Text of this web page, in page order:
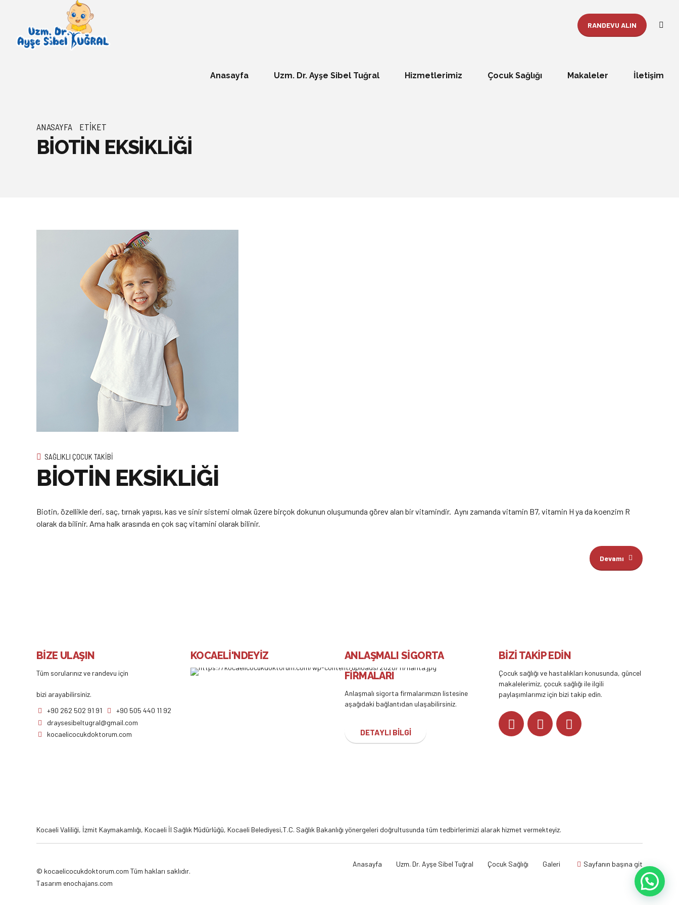
RANDEVU ALIN
Anasayfa Uzm. Dr. Ayşe Sibel Tuğral Hizmetlerimiz Çocuk Sağlığı Makaleler İletişim
ANASAYFA ETIKET
BİOTİN EKSİKLİĞİ
SAĞLIKLI ÇOCUK TAKIBI
BİOTİN EKSİKLİĞİ
Biotin, özellikle deri, saç, tırnak yapısı, kas ve sinir sistemi olmak üzere birçok dokunun oluşumunda görev alan bir vitamindir. Aynı zamanda vitamin B7, vitamin H ya da koenzim R
olarak da bilinir. Ama halk arasında en çok saç vitamini olarak bilinir.
Devamı
BİZE ULAŞIN
Tüm sorularınız ve randevu için
bizi arayabilirsiniz.
+90 262 502 91 91
+90 505 440 11 92
draysesibeltugral@gmail.com
kocaelicocukdoktorum.com
KOCAELİ'NDEYİZ
ANLAŞMALI SİGORTA
FİRMALARI
Anlaşmalı sigorta firmalarımızın listesine
aşağıdaki bağlantıdan ulaşabilirsiniz.
DETAYLI BİLGİ
BİZİ TAKİP EDİN
Çocuk sağlığı ve hastalıkları konusunda, güncel
makalelerimiz, çocuk sağlığı ile ilgili
paylaşımlarımız için bizi takip edin.
Kocaeli Valiliği, İzmit Kaymakamlığı, Kocaeli İl Sağlık Müdürlüğü, Kocaeli Belediyesi,T.C. Sağlık Bakanlığı yönergeleri doğrultusunda tüm tedbirlerimizi alarak hizmet vermekteyiz.
© kocaelicocukdoktorum.com Tüm hakları saklıdır.
Tasarım enochajans.com
Anasayfa Uzm. Dr. Ayşe Sibel Tuğral Çocuk Sağlığı Galeri Sayfanın başına git